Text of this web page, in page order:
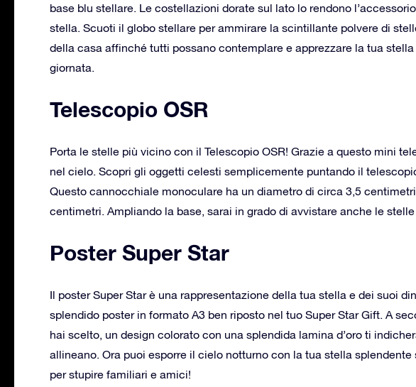
base blu stellare. Le costellazioni dorate sul lato lo rendono
stella. Scuoti il globo stellare per ammirare la scintillante polvere di
della casa affinché tutti possano contemplare e apprezzare la tua
giornata.
Telescopio OSR
Porta le stelle più vicino con il Telescopio OSR! Grazie a questo mini
nel cielo. Scopri gli oggetti celesti semplicemente puntando il
Questo cannocchiale monoculare ha un diametro di circa 3,5
centimetri. Ampliando la base, sarai in grado di avvistare anche le
Poster Super Star
Il poster Super Star è una rappresentazione della tua stella e dei suoi
splendido poster in formato A3 ben riposto nel tuo Super Star Gift. A
hai scelto, un design colorato con una splendida lamina d’oro ti
allineano. Ora puoi esporre il cielo notturno con la tua stella splendente
per stupire familiari e amici!